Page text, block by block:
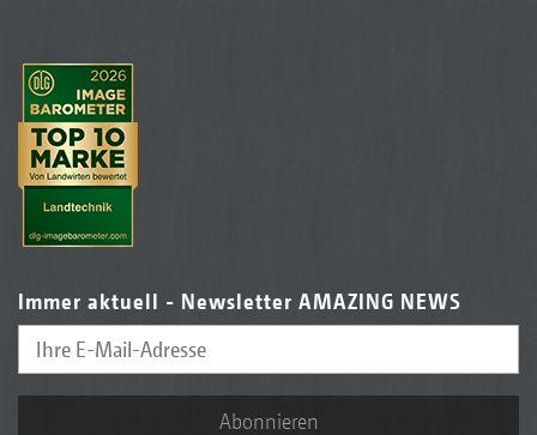
Immer aktuell - Newsletter AMAZING NEWS
Abonnieren